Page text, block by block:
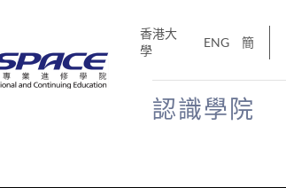
香港大
學
ENG 簡
認識學院